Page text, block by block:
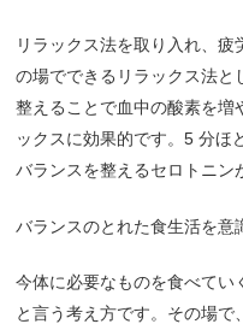
リラックス法を取り入れ、
の場でできるリラックス法と
整えることで血中の酸素を増
ックスに効果的です。5分ほ
バランスを整えるセロトニン
バランスのとれた食生活を意
今体に必要なものを食べてい
と言う考え方です。その場